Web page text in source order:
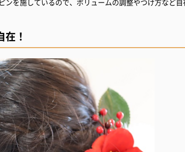
ンを施しているので、ボリュームの調整やつけ方など自
！